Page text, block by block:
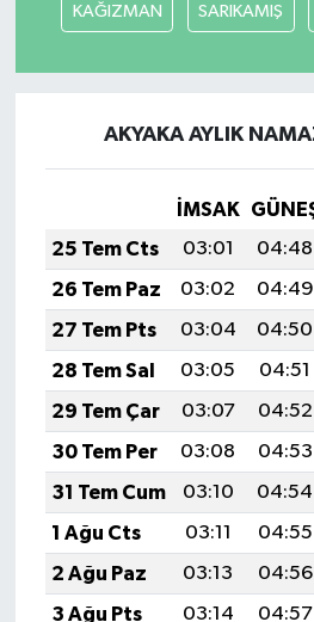
KAĞIZMAN SARIKAMIŞ
AKYAKA AYLIK
İMSAK
25 Tem Cts
03:01 04:48
26 Tem Paz
03:02 04:49
27 Tem Pts
03:04 04:50
28 Tem Sal
03:05 04:51
29 Tem Çar
03:07 04:52
30 Tem Per
03:08 04:53
31 Tem Cum
03:10 04:54
1 Ağu Cts
03:11 04:55
2 Ağu Paz
03:13 04:56
3 Ağu Pts
03:14 04:57